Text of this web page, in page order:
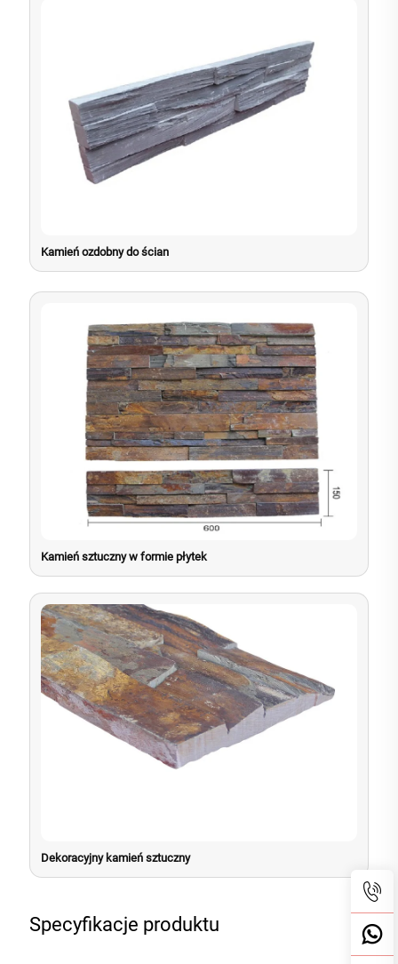
Kamień ozdobny do ścian
Kamień sztuczny w formie płytek
Dekoracyjny kamień sztuczny
Specyfikacje produktu